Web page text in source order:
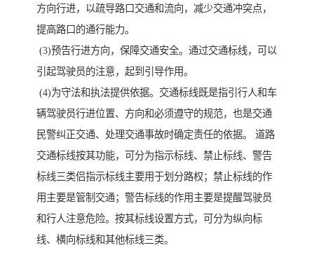
方向行进，以疏导路口交通和流向，减少交通冲突点，
提高路口的通行能力。
(3)预告行进方向，保障交通安全。通过交通标线，可以
引起驾驶员的注意，起到引导作用。
(4)为守法和执法提供依据。交通标线既是指引行人和车
辆驾驶员行进位置、方向和必须遵守的规范，也是交通
民警纠正交通、处理交通事故时确定责任的依据。 道路
交通标线按其功能，可分为指示标线、禁止标线、警告
标线三类侣指示标线主要用于划分路权；禁止标线的作
用主要是管制交通；警告标线的作用主要是提醒驾驶员
和行人注意危险。按其标线设置方式，可分为纵向标
线、横向标线和其他标线三类。